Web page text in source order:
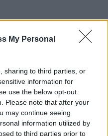
My Personal
sharing to third parties, or
information for
use the below opt-out
Please note that after your
may continue seeing
information utilized by
to third parties prior to
‑ δεν πιστεύω σε
στο vidcast του Θανάση Λάλα,
ηθοποιός Βλαδίμηρος
εξήγησε γιατί δεν πιστεύει
τι τον γοητεύει στη